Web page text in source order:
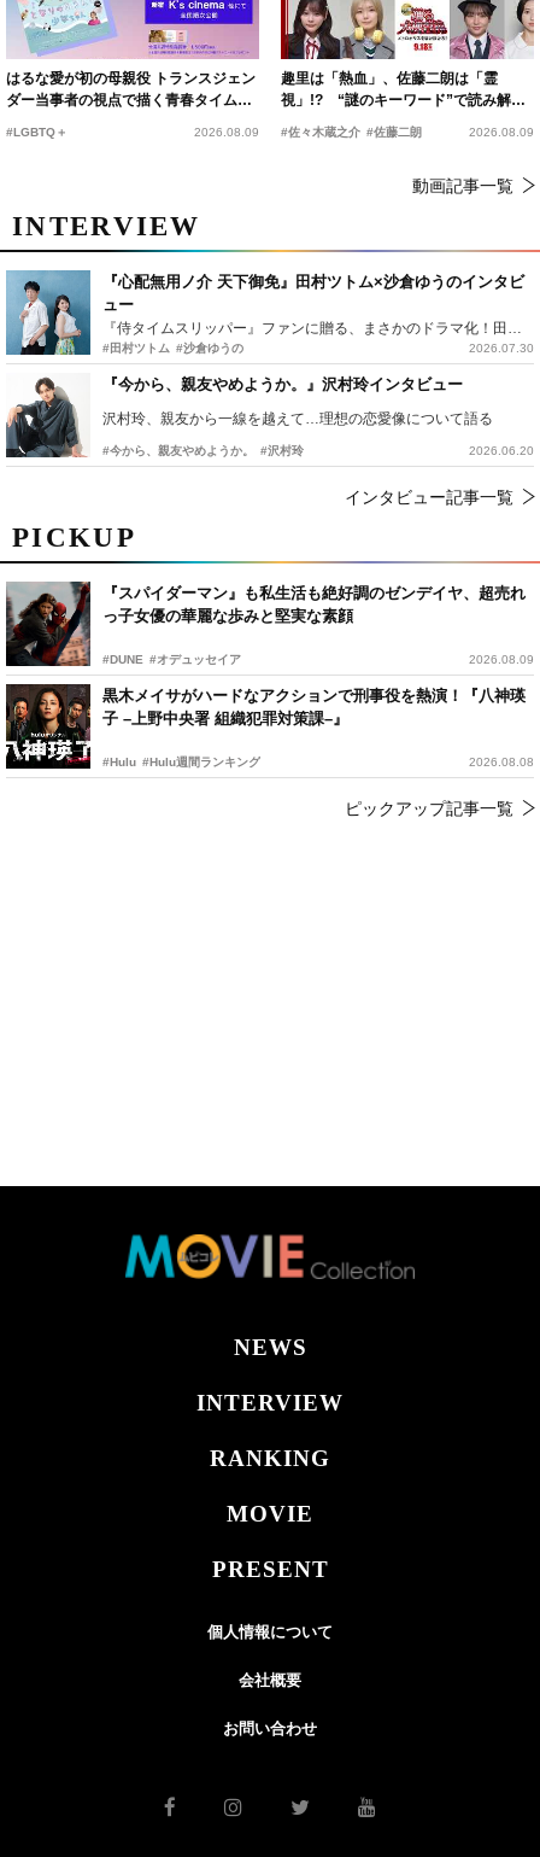
PICKUP
『スパイダーマン』も私生活も絶好調のゼンデイヤ、超売れ
っ子女優の華麗な歩みと堅実な素顔
#DUNE #オデュッセイア 2026.08.09
黒木メイサがハードなアクションで刑事役を熱演！『八神瑛
子 –上野中央署 組織犯罪対策課–』
#Hulu #Hulu週間ランキング 2026.08.08
ピックアップ記事一覧
はるな愛が初の母親役 トランスジェン
ダー当事者の視点で描く青春タイムス
#LGBTQ＋ 2026.08.09
趣里は「熱血」、佐藤二朗は「霊
視」!? “謎のキーワード”で読み解く
『踊る大捜査線 N.E.W.』新メンバー
#佐々木蔵之介 #佐藤二朗 2026.08.09
動画記事一覧
INTERVIEW
『心配無用ノ介 天下御免』田村ツトム×沙倉ゆうのインタビ
ュー
#田村ツトム #沙倉ゆうの 2026.07.30
『今から、親友やめようか。』沢村玲インタビュー
沢村玲、親友から一線を越えて…理想の恋愛像について語る
#今から、親友やめようか。 #沢村玲 2026.06.20
インタビュー記事一覧
NEWS
INTERVIEW
RANKING
MOVIE
PRESENT
個人情報について
会社概要
お問い合わせ